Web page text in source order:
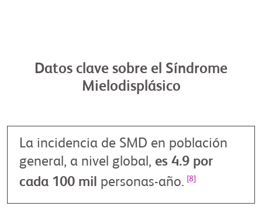
Datos clave sobre el Síndrome
Mielodisplásico
La incidencia de SMD en población
general, a nivel global, es 4.9 por
cada 100 mil personas-año. [8]